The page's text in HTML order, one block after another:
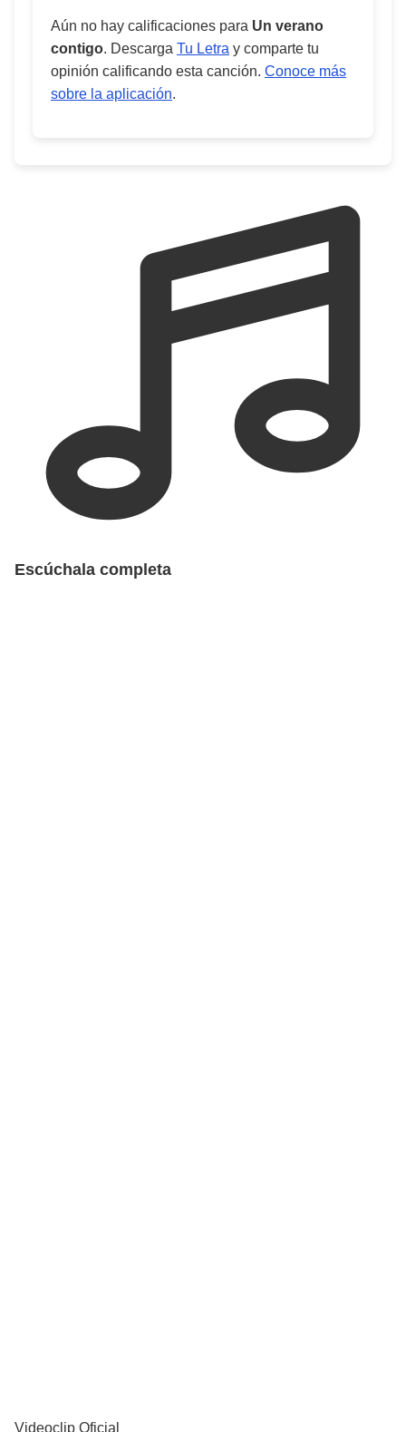
Aún no hay calificaciones para Un verano
contigo. Descarga Tu Letra y comparte tu
opinión calificando esta canción. Conoce más
sobre la aplicación.
Escúchala completa
Videoclip Oficial